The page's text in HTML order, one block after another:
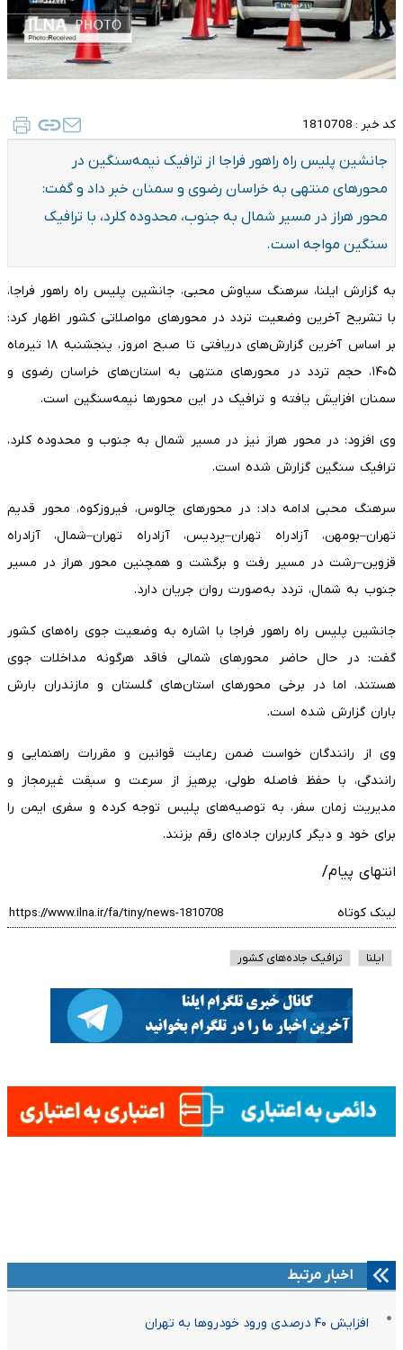
کد خبر : 1810708
جانشین پلیس راه راهور فراجا از ترافیک نیمه‌سنگین در
محورهای منتهی به خراسان رضوی و سمنان خبر داد و گفت:
محور هراز در مسیر شمال به جنوب، محدوده کلرد، با ترافیک
سنگین مواجه است.
به گزارش ایلنا، سرهنگ سیاوش محبی، جانشین پلیس راه راهور فراجا،
با تشریح آخرین وضعیت تردد در محورهای مواصلاتی کشور اظهار کرد:
بر اساس آخرین گزارش‌های دریافتی تا صبح امروز، پنجشنبه ۱۸ تیرماه
۱۴۰۵، حجم تردد در محورهای منتهی به استان‌های خراسان رضوی و
سمنان افزایش یافته و ترافیک در این محورها نیمه‌سنگین است.
وی افزود: در محور هراز نیز در مسیر شمال به جنوب و محدوده کلرد،
ترافیک سنگین گزارش شده است.
سرهنگ محبی ادامه داد: در محورهای چالوس، فیروزکوه، محور قدیم
تهران–بومهن، آزادراه تهران–پردیس، آزادراه تهران–شمال، آزادراه
قزوین–رشت در مسیر رفت و برگشت و همچنین محور هراز در مسیر
جنوب به شمال، تردد به‌صورت روان جریان دارد.
جانشین پلیس راه راهور فراجا با اشاره به وضعیت جوی راه‌های کشور
گفت: در حال حاضر محورهای شمالی فاقد هرگونه مداخلات جوی
هستند، اما در برخی محورهای استان‌های گلستان و مازندران بارش
باران گزارش شده است.
وی از رانندگان خواست ضمن رعایت قوانین و مقررات راهنمایی و
رانندگی، با حفظ فاصله طولی، پرهیز از سرعت و سبقت غیرمجاز و
مدیریت زمان سفر، به توصیه‌های پلیس توجه کرده و سفری ایمن را
برای خود و دیگر کاربران جاده‌ای رقم بزنند.
انتهای پیام/
لینک کوتاه
ایلنا ترافیک جاده‌های کشور
اخبار مرتبط
افزایش ۴۰ درصدی ورود خودروها به تهران